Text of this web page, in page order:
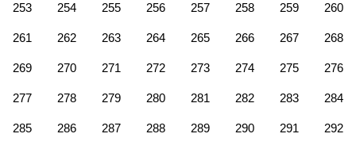
253 254 255 256 257 258 259 260
261 262 263 264 265 266 267 268
269 270 271 272 273 274 275 276
277 278 279 280 281 282 283 284
285 286 287 288 289 290 291 292